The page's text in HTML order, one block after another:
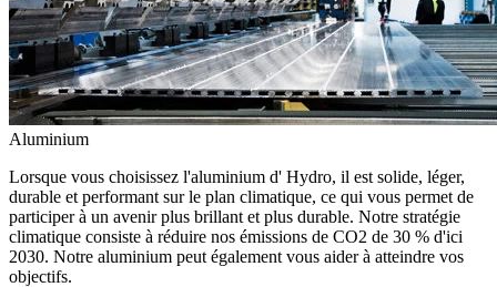
Aluminium
Lorsque vous choisissez l'aluminium d' Hydro, il est solide, léger,
durable et performant sur le plan climatique, ce qui vous permet de
participer à un avenir plus brillant et plus durable. Notre stratégie
climatique consiste à réduire nos émissions de CO2 de 30 % d'ici
2030. Notre aluminium peut également vous aider à atteindre vos
objectifs.